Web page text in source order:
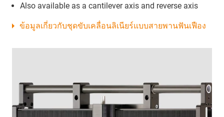
Also available as a cantilever axis and reverse axis
ข้อมูลเกี่ยวกับชุดขับเคลื่อนลิเนียร์แบบสายพานฟันเฟือง